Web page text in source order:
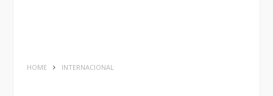
HOME INTERNACIONAL